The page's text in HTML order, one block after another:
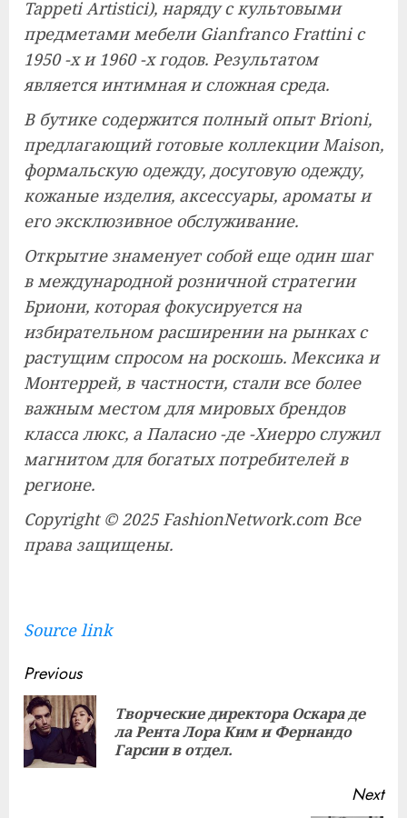
Tappeti Artistici), наряду с культовыми
предметами мебели Gianfranco Frattini с
1950 -х и 1960 -х годов. Результатом
является интимная и сложная среда.
В бутике содержится полный опыт Brioni,
предлагающий готовые коллекции Maison,
формальскую одежду, досуговую одежду,
кожаные изделия, аксессуары, ароматы и
его эксклюзивное обслуживание.
Открытие знаменует собой еще один шаг
в международной розничной стратегии
Бриони, которая фокусируется на
избирательном расширении на рынках с
растущим спросом на роскошь. Мексика и
Монтеррей, в частности, стали все более
важным местом для мировых брендов
класса люкс, а Паласио -де -Хиерро служил
магнитом для богатых потребителей в
регионе.
Copyright © 2025 FashionNetwork.com Все
права защищены.
Source link
Continue
Reading
Previous
Творческие директора Оскара де
ла Рента Лора Ким и Фернандо
Гарсии в отдел.
Next